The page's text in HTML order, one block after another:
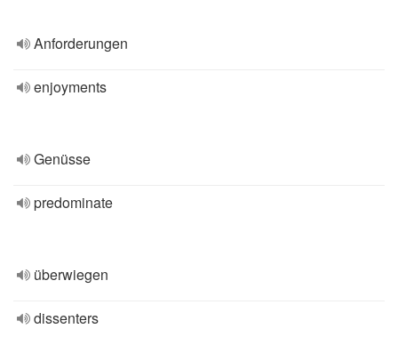
Anforderungen
enjoyments
Genüsse
predominate
überwiegen
dissenters